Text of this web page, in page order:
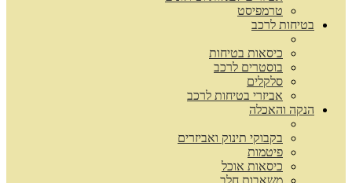
טרמפיסט
בטיחות לרכב
כיסאות בטיחות
בוסטרים לרכב
סלקלים
אביזרי בטיחות לרכב
הנקה והאכלה
בקבוקי תינוק ואביזרים
פיטמות
כיסאות אוכל
משאבות חלב